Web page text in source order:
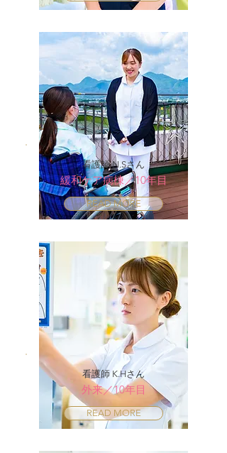
看護師 N.Sさん
緩和ケア病棟／10年目
READ MORE
看護師 K.Hさん
外来／10年目
READ MORE